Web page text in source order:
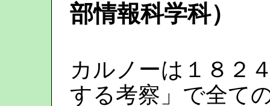
部情報科学科）
カルノーは１８２
する考察」で全て